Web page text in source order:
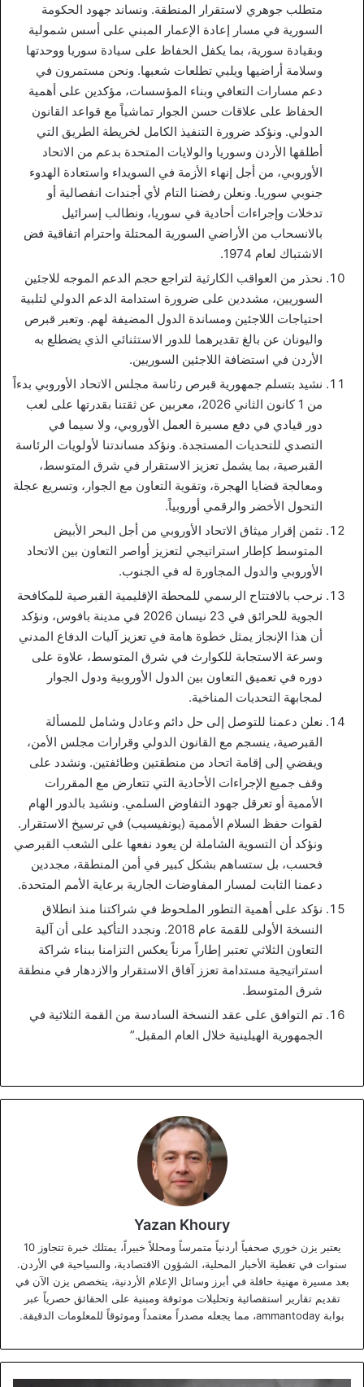
متطلب جوهري لاستقرار المنطقة. ونساند جهود الحكومة
السورية في مسار إعادة الإعمار المبني على أسس شمولية
وبقيادة سورية، بما يكفل الحفاظ على سيادة سوريا ووحدتها
وسلامة أراضيها ويلبي تطلعات شعبها. ونحن مستمرون في
دعم مسارات التعافي وبناء المؤسسات، مؤكدين على أهمية
الحفاظ على علاقات حسن الجوار تماشياً مع قواعد القانون
الدولي. ونؤكد ضرورة التنفيذ الكامل لخريطة الطريق التي
أطلقها الأردن وسوريا والولايات المتحدة بدعم من الاتحاد
الأوروبي، من أجل إنهاء الأزمة في السويداء واستعادة الهدوء
جنوبي سوريا. ونعلن رفضنا التام لأي أجندات انفصالية أو
تدخلات وإجراءات أحادية في سوريا، ونطالب إسرائيل
بالانسحاب من الأراضي السورية المحتلة واحترام اتفاقية فض
الاشتباك لعام 1974.
نحذر من العواقب الكارثية لتراجع حجم الدعم الموجه للاجئين
السوريين، مشددين على ضرورة استدامة الدعم الدولي لتلبية
احتياجات اللاجئين ومساندة الدول المضيفة لهم. وتعبر قبرص
واليونان عن بالغ تقديرهما للدور الاستثنائي الذي يضطلع به
الأردن في استضافة اللاجئين السوريين.
نشيد بتسلم جمهورية قبرص رئاسة مجلس الاتحاد الأوروبي بدءاً
من 1 كانون الثاني 2026، معربين عن ثقتنا بقدرتها على لعب
دور قيادي في دفع مسيرة العمل الأوروبي، ولا سيما في
التصدي للتحديات المستجدة. ونؤكد مساندتنا لأولويات الرئاسة
القبرصية، بما يشمل تعزيز الاستقرار في شرق المتوسط،
ومعالجة قضايا الهجرة، وتقوية التعاون مع الجوار، وتسريع عجلة
التحول الأخضر والرقمي أوروبياً.
نثمن إقرار ميثاق الاتحاد الأوروبي من أجل البحر الأبيض
المتوسط كإطار استراتيجي لتعزيز أواصر التعاون بين الاتحاد
الأوروبي والدول المجاورة له في الجنوب.
نرحب بالافتتاح الرسمي للمحطة الإقليمية القبرصية للمكافحة
الجوية للحرائق في 23 نيسان 2026 في مدينة بافوس، ونؤكد
أن هذا الإنجاز يمثل خطوة هامة في تعزيز آليات الدفاع المدني
وسرعة الاستجابة للكوارث في شرق المتوسط، علاوة على
دوره في تعميق التعاون بين الدول الأوروبية ودول الجوار
لمجابهة التحديات المناخية.
نعلن دعمنا للتوصل إلى حل دائم وعادل وشامل للمسألة
القبرصية، ينسجم مع القانون الدولي وقرارات مجلس الأمن،
ويفضي إلى إقامة اتحاد من منطقتين وطائفتين. ونشدد على
وقف جميع الإجراءات الأحادية التي تتعارض مع المقررات
الأممية أو تعرقل جهود التفاوض السلمي. ونشيد بالدور الهام
لقوات حفظ السلام الأممية (يونفيسيب) في ترسيخ الاستقرار.
ونؤكد أن التسوية الشاملة لن يعود نفعها على الشعب القبرصي
فحسب، بل ستساهم بشكل كبير في أمن المنطقة، مجددين
دعمنا الثابت لمسار المفاوضات الجارية برعاية الأمم المتحدة.
نؤكد على أهمية التطور الملحوظ في شراكتنا منذ انطلاق
النسخة الأولى للقمة عام 2018. ونجدد التأكيد على أن آلية
التعاون الثلاثي تعتبر إطاراً مرناً يعكس التزامنا ببناء شراكة
استراتيجية مستدامة تعزز آفاق الاستقرار والازدهار في منطقة
شرق المتوسط.
تم التوافق على عقد النسخة السادسة من القمة الثلاثية في
الجمهورية الهيلينية خلال العام المقبل.”
Yazan Khoury
يعتبر يزن خوري صحفياً أردنياً متمرساً ومحللاً خبيراً، يمتلك خبرة تتجاوز 10
سنوات في تغطية الأخبار المحلية، الشؤون الاقتصادية، والسياحية في الأردن.
بعد مسيرة مهنية حافلة في أبرز وسائل الإعلام الأردنية، يتخصص يزن الآن في
تقديم تقارير استقصائية وتحليلات موثوقة ومبنية على الحقائق حصرياً عبر
بوابة ammantoday، مما يجعله مصدراً معتمداً وموثوقاً للمعلومات الدقيقة.